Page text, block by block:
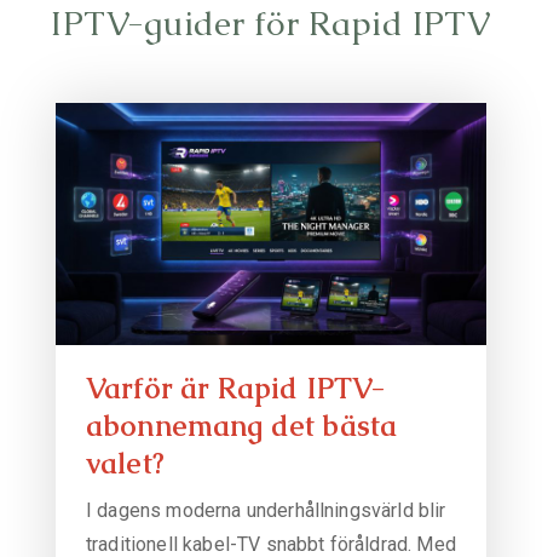
IPTV-guider för Rapid IPTV
Varför är Rapid IPTV-
abonnemang det bästa
valet?
I dagens moderna underhållningsvärld blir
traditionell kabel-TV snabbt föråldrad. Med